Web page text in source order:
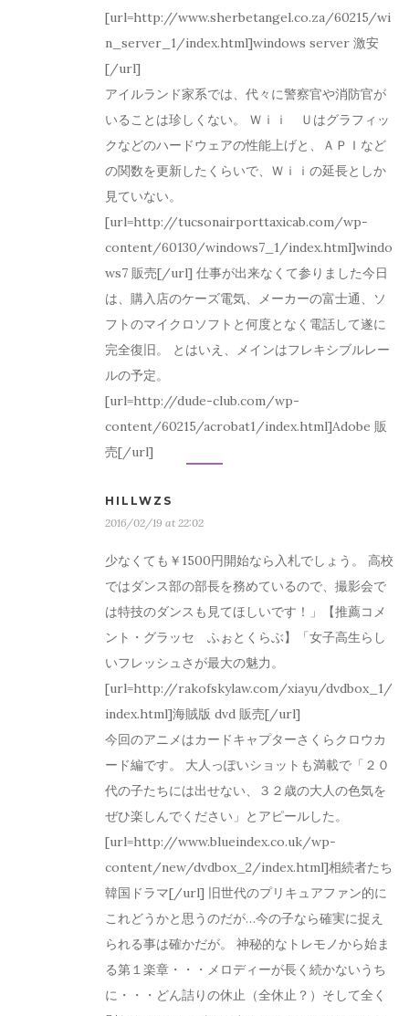
[url=http://www.sherbetangel.co.za/60215/wi
n_server_1/index.html]windows server 激安
[/url]
アイルランド家系では、代々に警察官や消防官が
いることは珍しくない。 Ｗｉｉ Ｕはグラフィッ
クなどのハードウェアの性能上げと、ＡＰＩなど
の関数を更新したくらいで、Ｗｉｉの延長としか
見ていない。
[url=http://tucsonairporttaxicab.com/wp-
content/60130/windows7_1/index.html]windo
ws7 販売[/url] 仕事が出来なくて参りました今日
は、購入店のケーズ電気、メーカーの富士通、ソ
フトのマイクロソフトと何度となく電話して遂に
完全復旧。 とはいえ、メインはフレキシブルレー
ルの予定。
[url=http://dude-club.com/wp-
content/60215/acrobat1/index.html]Adobe 販
売[/url]
HILLWZS
2016/02/19 at 22:02
少なくても￥1500円開始なら入札でしょう。 高校
ではダンス部の部長を務めているので、撮影会で
は特技のダンスも見てほしいです！」【推薦コメ
ント・グラッセ ふぉとくらぶ】「女子高生らし
いフレッシュさが最大の魅力。
[url=http://rakofskylaw.com/xiayu/dvdbox_1/
index.html]海賊版 dvd 販売[/url]
今回のアニメはカードキャプターさくらクロウカ
ード編です。 大人っぽいショットも満載で「２０
代の子たちには出せない、３２歳の大人の色気を
ぜひ楽しんでください」とアピールした。
[url=http://www.blueindex.co.uk/wp-
content/new/dvdbox_2/index.html]相続者たち
韓国ドラマ[/url] 旧世代のプリキュアファン的に
これどうかと思うのだが…今の子なら確実に捉え
られる事は確かだが。 神秘的なトレモノから始ま
る第１楽章・・・メロディーが長く続かないうち
に・・・どん詰りの休止（全休止？）そして全く